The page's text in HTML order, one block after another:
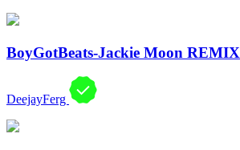
BoyGotBeats-Jackie Moon REMIX
DeejayFerg